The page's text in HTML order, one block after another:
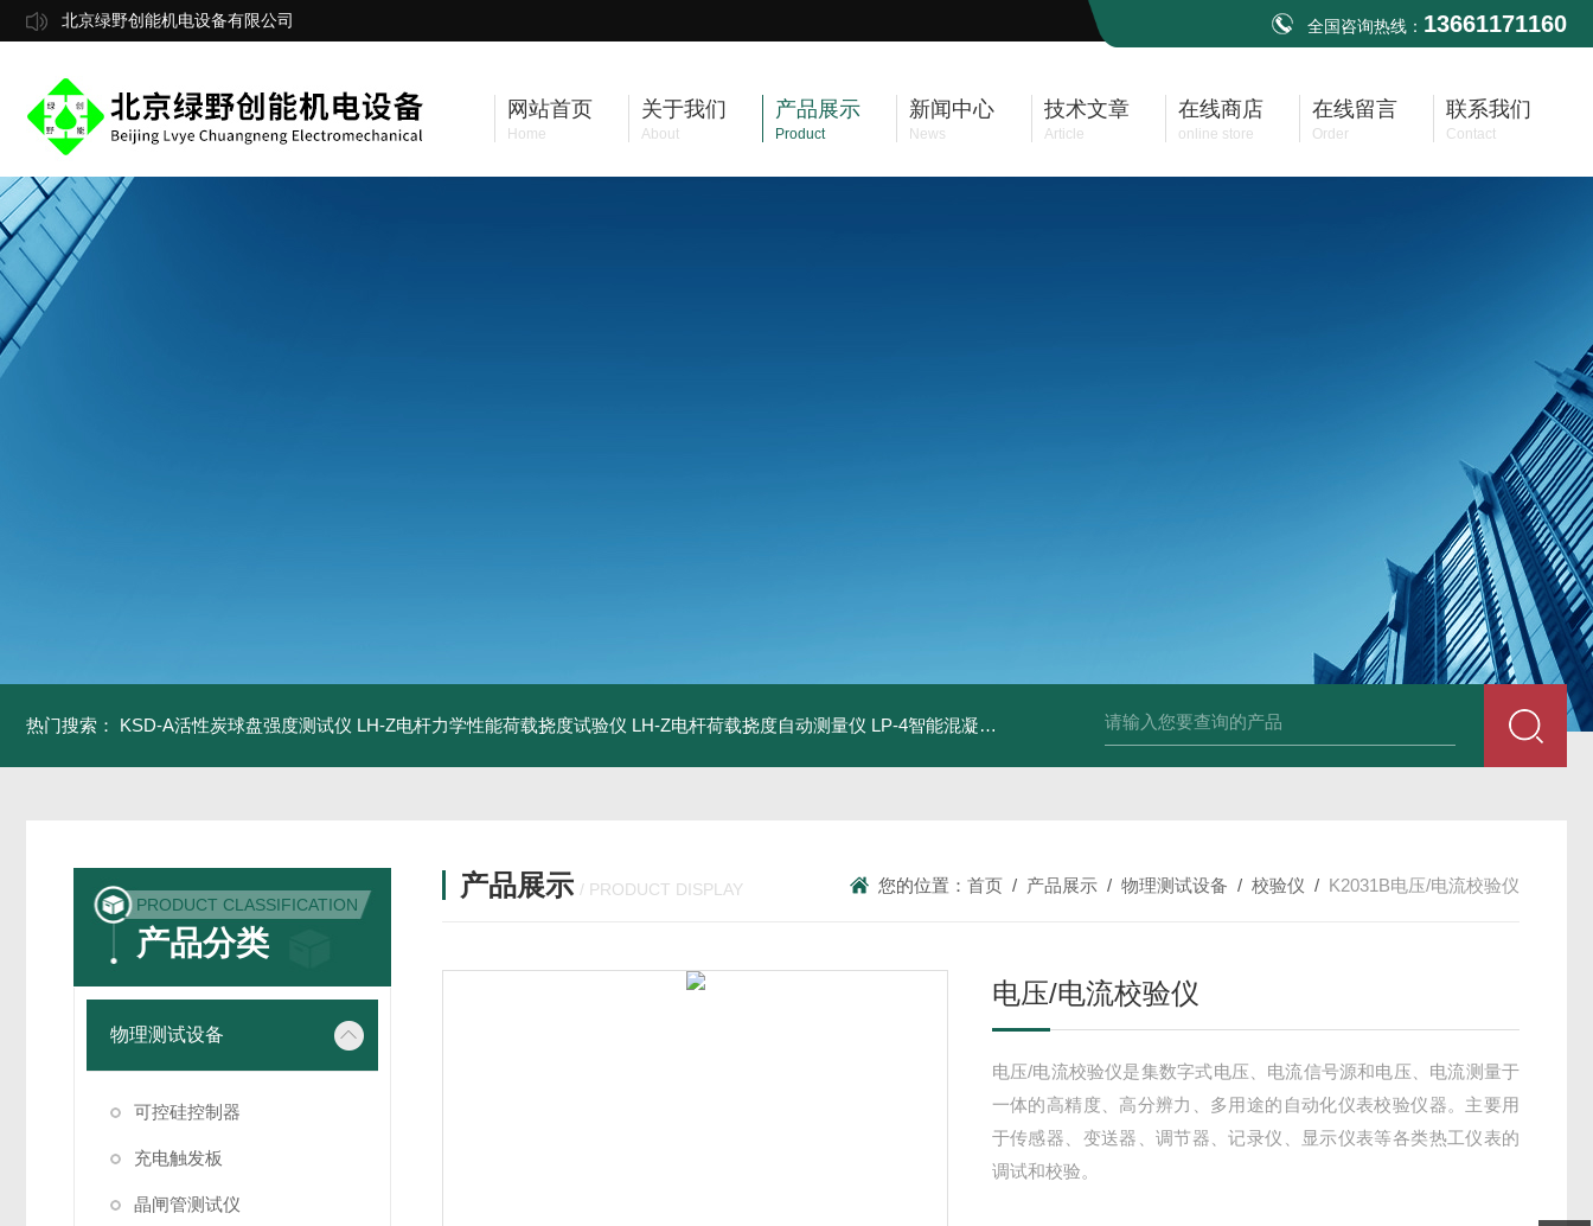
北京绿野创能机电设备有限公司 全国咨询热线： 13661171160
网站首页
Home
关于我们
About
产品展示
Product
新闻中心
News
技术文章
Article
在线商店
online store
在线留言
Order
联系我们
Contact
热门搜索： KSD-A活性炭球盘强度测试仪 LH-Z电杆力学性能荷载挠度试验仪 LH-Z电杆荷载挠度自动测量仪 LP-4智能混凝土电杆检测系统 LP-4混凝土电杆检测仪 LW-4电杆荷载挠度自动测量仪（无线
PRODUCT CLASSIFICATION
产品分类
物理测试设备
可控硅控制器
充电触发板
晶闸管测试仪
产品展示 / PRODUCT DISPLAY 您的位置： 首页 / 产品展示 / 物理测试设备 / 校验仪 / K2031B电压/电流校验仪
电压/电流校验仪
电压/电流校验仪是集数字式电压、电流信号源和电压、电流测量于
一体的高精度、高分辨力、多用途的自动化仪表校验仪器。主要用
于传感器、变送器、调节器、记录仪、显示仪表等各类热工仪表的
调试和校验。